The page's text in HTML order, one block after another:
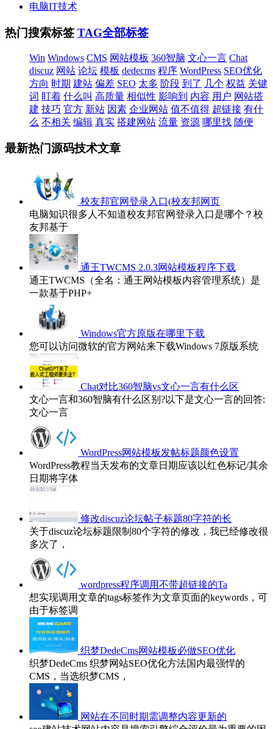
电脑IT技术
热门搜索标签 TAG全部标签
Win Windows CMS 网站模板 360智脑 文心一言 Chat
discuz 网站 论坛 模板 dedecms 程序 WordPress SEO优化
方向 时期 建站 偏差 SEO 太多 阶段 到了 几个 权益 关键
词 盯着 什么叫 高质量 相似性 影响到 内容 用户 网站搭
建 技巧 官方 新站 因素 企业网站 值不值得 超链接 有什
么 不相关 编辑 真实 搭建网站 流量 资源 哪里找 随便
最新热门源码技术文章
校友邦官网登录入口(校友邦网页
电脑知识很多人不知道校友邦官网登录入口是哪个？校
友邦基于
通王TWCMS 2.0.3网站模板程序下载
通王TWCMS（全名：通王网站模板内容管理系统）是
一款基于PHP+
Windows官方原版在哪里下载
您可以访问微软的官方网站来下载Windows 7原版系统
Chat对比360智脑vs文心一言有什么区
文心一言和360智脑有什么区别?以下是文心一言的回答:
文心一言
WordPress网站模板发帖标题颜色设置
WordPress教程当天发布的文章日期应该以红色标记/其余
日期将字体
修改discuz论坛帖子标题80字符的长
关于discuz论坛标题限制80个字符的修改，我已经修改很
多次了，
wordpress程序调用不带超链接的Ta
想实现调用文章的tags标签作为文章页面的keywords，可
由于标签调
织梦DedeCms网站模板必做SEO优化
织梦DedeCms 织梦网站SEO优化方法国内最强悍的
CMS，当选织梦CMS，
网站在不同时期需调整内容更新的